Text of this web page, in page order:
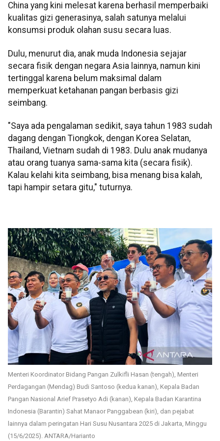
China yang kini melesat karena berhasil memperbaiki
kualitas gizi generasinya, salah satunya melalui
konsumsi produk olahan susu secara luas.
Dulu, menurut dia, anak muda Indonesia sejajar
secara fisik dengan negara Asia lainnya, namun kini
tertinggal karena belum maksimal dalam
memperkuat ketahanan pangan berbasis gizi
seimbang.
"Saya ada pengalaman sedikit, saya tahun 1983 sudah
dagang dengan Tiongkok, dengan Korea Selatan,
Thailand, Vietnam sudah di 1983. Dulu anak mudanya
atau orang tuanya sama-sama kita (secara fisik).
Kalau kelahi kita seimbang, bisa menang bisa kalah,
tapi hampir setara gitu," tuturnya.
Menteri Koordinator Bidang Pangan Zulkifli Hasan (tengah), Menteri
Perdagangan (Mendag) Budi Santoso (kedua kanan), Kepala Badan
Pangan Nasional Arief Prasetyo Adi (kanan), Kepala Badan Karantina
Indonesia (Barantin) Sahat Manaor Panggabean (kiri), dan pejabat
lainnya dalam peringatan Hari Susu Nusantara 2025 di Jakarta, Minggu
(15/6/2025). ANTARA/Harianto